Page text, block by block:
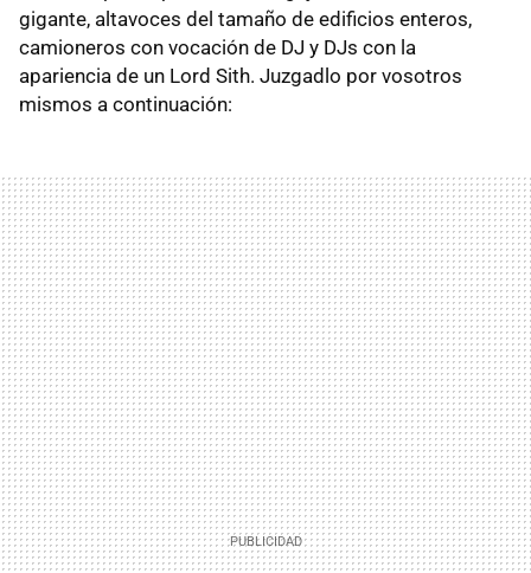
gigante, altavoces del tamaño de edificios enteros,
camioneros con vocación de DJ y DJs con la
apariencia de un Lord Sith. Juzgadlo por vosotros
mismos a continuación: